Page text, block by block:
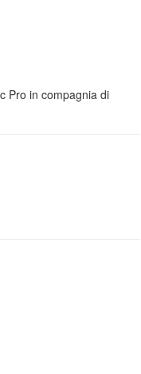
Pro in compagnia di